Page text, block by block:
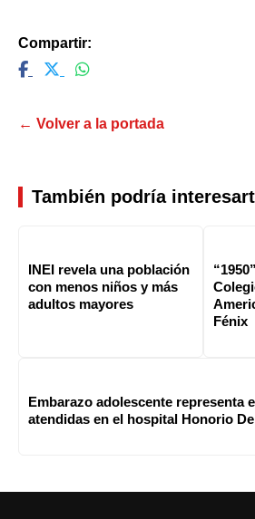
Compartir:
← Volver a la portada
También podría
INEI revela una población
con menos niños y más
adultos mayores
Fénix
Embarazo adolescente representa
atendidas en el hospital Honorio